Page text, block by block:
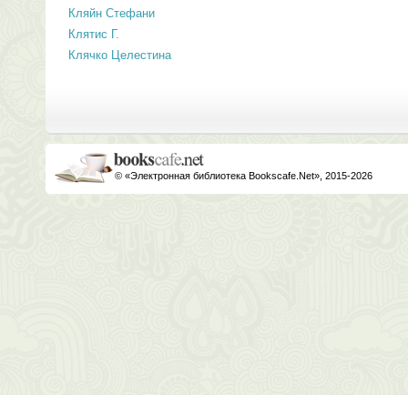
Кляйн Стефани
Клятис Г.
Клячко Целестина
© «Электронная библиотека Bookscafe.Net», 2015-2026